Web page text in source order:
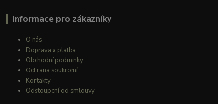
Informace pro zákazníky
O nás
Doprava a platba
Obchodní podmínky
Ochrana soukromí
Kontakty
Odstoupení od smlouvy